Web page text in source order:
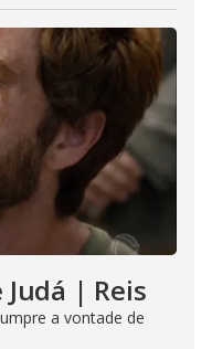
| Reis
a vontade de